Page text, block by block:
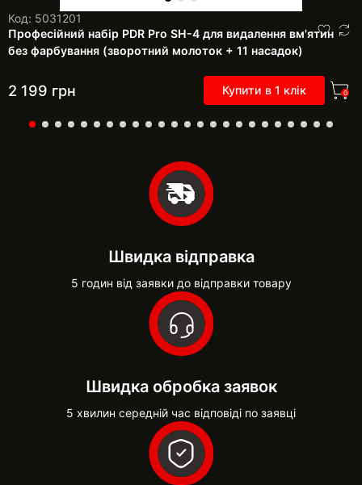
Код: 5031201
Професійний набір PDR Pro SH-4 для видалення вм'ятин
без фарбування (зворотний молоток + 11 насадок)
2 199 грн Купити в 1 клік 0
Швидка відправка
5 годин від заявки до відправки товару
Швидка обробка заявок
5 хвилин середній час відповіді по заявці